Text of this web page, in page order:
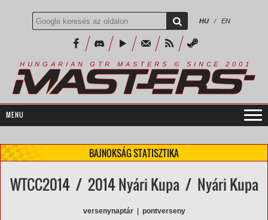
HU / EN
H U N G A R I A N G T R M A S T E R S © S I N C E 2 0 0 1
BAJNOKSÁG STATISZTIKA
WTCC2014 / 2014 Nyári Kupa / Nyári Kupa
versenynaptár| pontverseny